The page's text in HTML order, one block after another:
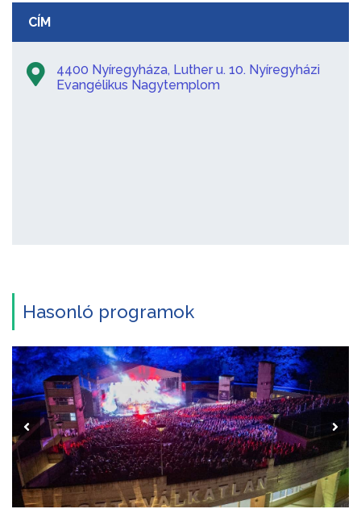
CÍM
4400 Nyíregyháza, Luther u. 10. Nyíregyházi
Evangélikus Nagytemplom
Hasonló programok